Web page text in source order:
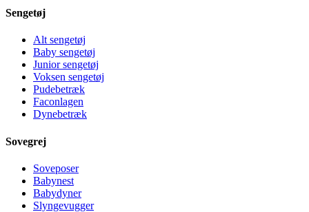
Sengetøj
Alt sengetøj
Baby sengetøj
Junior sengetøj
Voksen sengetøj
Pudebetræk
Faconlagen
Dynebetræk
Sovegrej
Soveposer
Babynest
Babydyner
Slyngevugger